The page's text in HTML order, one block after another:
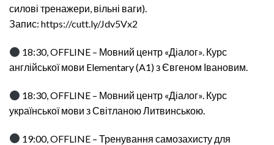
силові тренажери, вільні ваги).
Запис: https://cutt.ly/Jdv5Vx2
18:30, OFFLINE – Мовний центр «Діалог». Курс
англійської мови Elementary (A1) з Євгеном Івановим.
18:30, OFFLINE – Мовний центр «Діалог». Курс
української мови з Світланою Литвинською.
19:00, OFFLINE – Тренування самозахисту для